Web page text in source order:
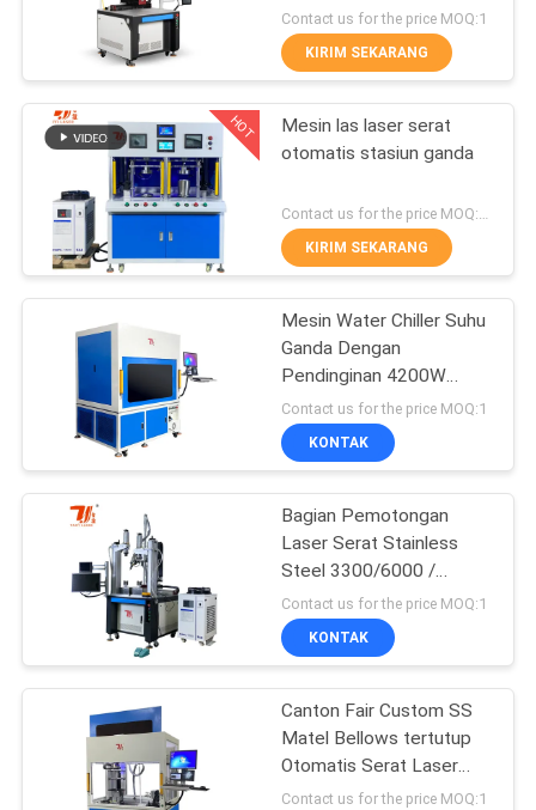
PRIVACY
POLICY
Mesin Kelongsong
Laser
25
Mesin Pembersih
Laser
50
Mesin Penandaan
Laser
9
Contact us for the price MOQ:1
KIRIM SEKARANG
HOT
Mesin las laser serat
otomatis stasiun ganda
Contact us for the price MOQ:1 set
KIRIM SEKARANG
Mesin Water Chiller Suhu
Ganda Dengan
Pendinginan 4200W
Untuk Fiber Laser
Engraver
Contact us for the price MOQ:1
KONTAK
Bagian Pemotongan
Laser Serat Stainless
Steel 3300/6000 /
12000W Sumber Laser
Serat Raycus
Contact us for the price MOQ:1
KONTAK
Canton Fair Custom SS
Matel Bellows tertutup
Otomatis Serat Laser
Mesin Las
Contact us for the price MOQ:1